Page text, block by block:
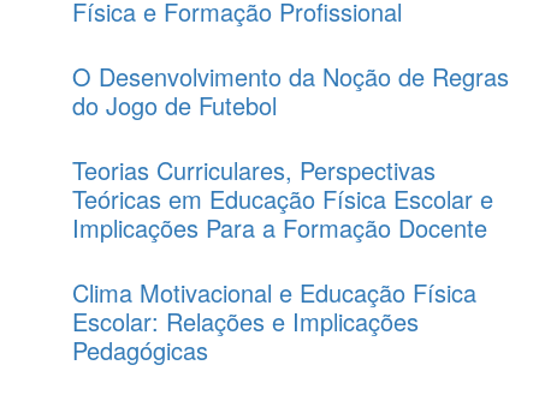
Física e Formação Profissional
O Desenvolvimento da Noção de Regras
do Jogo de Futebol
Teorias Curriculares, Perspectivas
Teóricas em Educação Física Escolar e
Implicações Para a Formação Docente
Clima Motivacional e Educação Física
Escolar: Relações e Implicações
Pedagógicas